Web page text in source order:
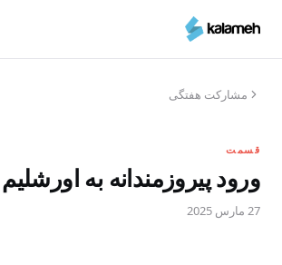
محتوای
مشارکت هفتگی
قسمت
ورود پیروزمندانه به اورشلیم
27 مارس 2025